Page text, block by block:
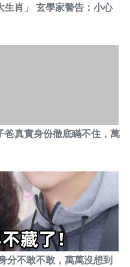
生肖」 玄學家警告：小心
爸真實身份徹底瞞不住，萬
分不敢不敢，萬萬沒想到